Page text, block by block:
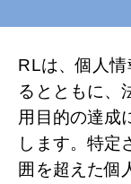
RLは、個人
るとともに、
用目的の達成
します。特定
囲を超えた個